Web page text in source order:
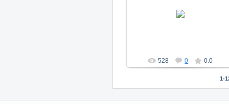
528 0 0.0
1-